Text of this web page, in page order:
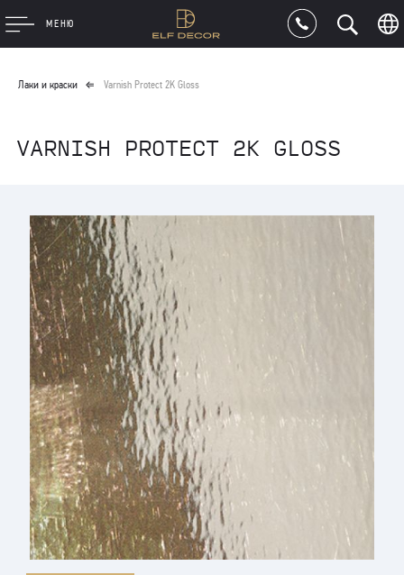
МЕНЮ
Лаки и краски Varnish Protect 2K Gloss
VARNISH PROTECT 2K GLOSS